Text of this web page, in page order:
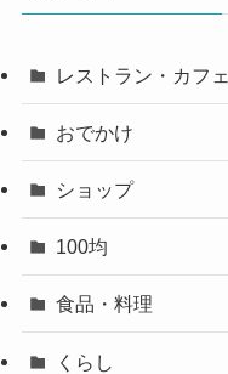
レストラン・カフェ
おでかけ
ショップ
100均
食品・料理
くらし